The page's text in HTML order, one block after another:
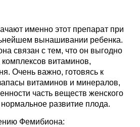
именно этот препарат при
вынашивании ребенка.
связан с тем, что он выгодно
комплексов витаминов,
Очень важно, готовясь к
витаминов и минералов,
часть веществ женского
развитие плода.
Фемибиона: